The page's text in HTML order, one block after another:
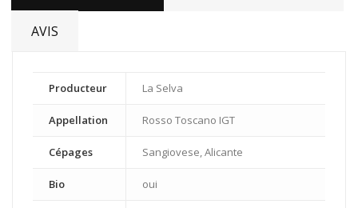
AVIS
Producteur La Selva
Appellation Rosso Toscano IGT
Cépages Sangiovese, Alicante
Bio oui